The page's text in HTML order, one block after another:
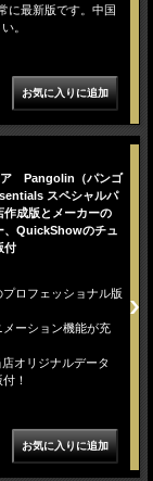
に最新版です。中国
。
ア Pangolin（パンゴ
スペシャルパ
成版とメーカーの
、QuickShowのチュ
付
ロフェッショナル版
ーション機能が充
オリジナルデータ
！